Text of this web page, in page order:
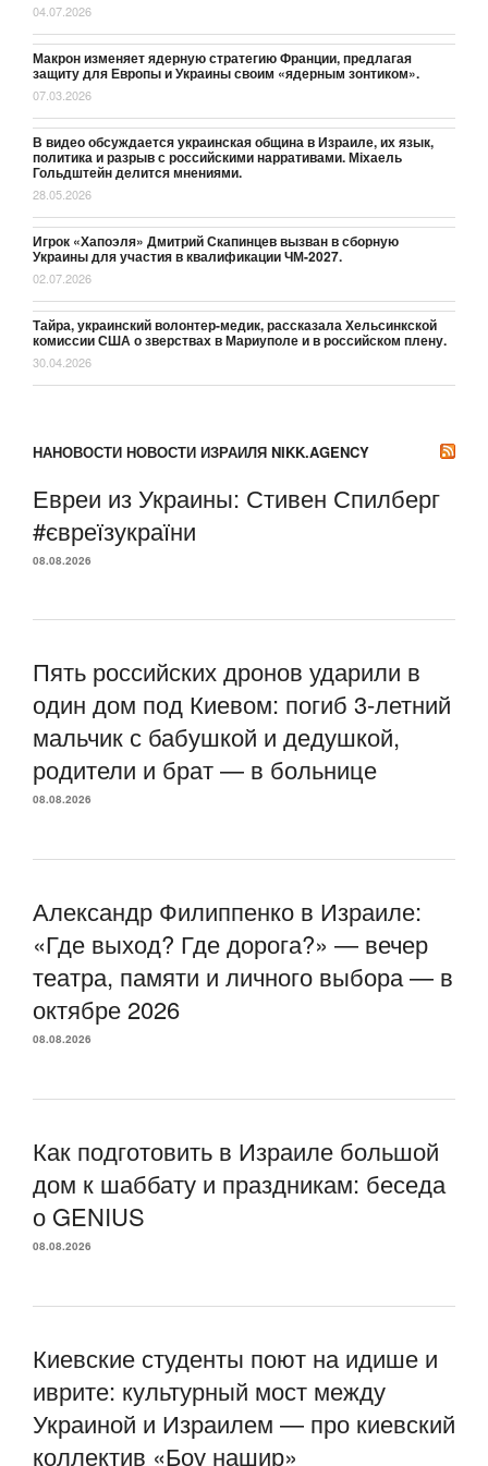
04.07.2026
Макрон изменяет ядерную стратегию Франции, предлагая
защиту для Европы и Украины своим «ядерным зонтиком».
07.03.2026
В видео обсуждается украинская община в Израиле, их язык,
политика и разрыв с российскими нарративами. Міхаель
Гольдштейн делится мнениями.
28.05.2026
Игрок «Хапоэля» Дмитрий Скапинцев вызван в сборную
Украины для участия в квалификации ЧМ-2027.
02.07.2026
Тайра, украинский волонтер-медик, рассказала Хельсинкской
комиссии США о зверствах в Мариуполе и в российском плену.
30.04.2026
НАНОВОСТИ НОВОСТИ ИЗРАИЛЯ NIKK.AGENCY
Евреи из Украины: Стивен Спилберг
#євреїзукраїни
08.08.2026
Пять российских дронов ударили в
один дом под Киевом: погиб 3-летний
мальчик с бабушкой и дедушкой,
родители и брат — в больнице
08.08.2026
Александр Филиппенко в Израиле:
«Где выход? Где дорога?» — вечер
театра, памяти и личного выбора — в
октябре 2026
08.08.2026
Как подготовить в Израиле большой
дом к шаббату и праздникам: беседа
о GENIUS
08.08.2026
Киевские студенты поют на идише и
иврите: культурный мост между
Украиной и Израилем — про киевский
коллектив «Боу нашир»